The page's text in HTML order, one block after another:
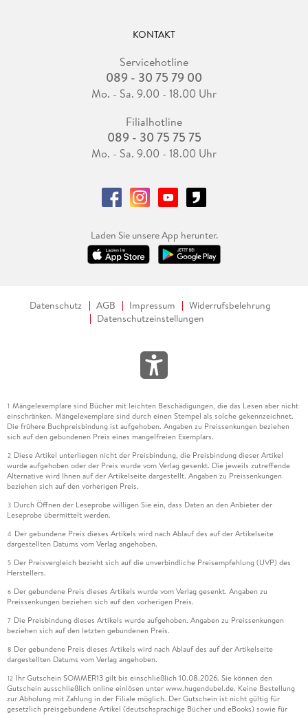
KONTAKT
Servicehotline
089 - 30 75 79 00
Mo. - Sa. 9.00 - 18.00 Uhr
Filialhotline
089 - 30 75 75 75
Mo. - Sa. 9.00 - 18.00 Uhr
Laden Sie unsere App herunter.
Datenschutz AGB Impressum
Widerrufsbelehrung
Datenschutzeinstellungen
1 Mängelexemplare sind Bücher mit leichten Beschädigungen, die das Lesen aber nicht
einschränken. Mängelexemplare sind durch einen Stempel als solche gekennzeichnet.
Die frühere Buchpreisbindung ist aufgehoben. Angaben zu Preissenkungen beziehen
sich auf den gebundenen Preis eines mangelfreien Exemplars.
2 Diese Artikel unterliegen nicht der Preisbindung, die Preisbindung dieser Artikel
wurde aufgehoben oder der Preis wurde vom Verlag gesenkt. Die jeweils zutreffende
Alternative wird Ihnen auf der Artikelseite dargestellt. Angaben zu Preissenkungen
beziehen sich auf den vorherigen Preis.
3 Durch Öffnen der Leseprobe willigen Sie ein, dass Daten an den Anbieter der
Leseprobe übermittelt werden.
4 Der gebundene Preis dieses Artikels wird nach Ablauf des auf der Artikelseite
dargestellten Datums vom Verlag angehoben.
5 Der Preisvergleich bezieht sich auf die unverbindliche Preisempfehlung (UVP) des
Herstellers.
6 Der gebundene Preis dieses Artikels wurde vom Verlag gesenkt. Angaben zu
Preissenkungen beziehen sich auf den vorherigen Preis.
7 Die Preisbindung dieses Artikels wurde aufgehoben. Angaben zu Preissenkungen
beziehen sich auf den letzten gebundenen Preis.
8 Der gebundene Preis dieses Artikels wird nach Ablauf des auf der Artikelseite
dargestellten Datums vom Verlag angehoben.
12 Ihr Gutschein SOMMER13 gilt bis einschließlich 10.08.2026. Sie können den
Gutschein ausschließlich online einlösen unter www.hugendubel.de. Keine Bestellung
zur Abholung mit Zahlung in der Filiale möglich. Der Gutschein ist nicht gültig für
gesetzlich preisgebundene Artikel (deutschsprachige Bücher und eBooks) sowie für